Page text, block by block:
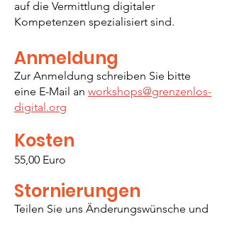
auf die Vermittlung digitaler
Kompetenzen spezialisiert sind.
Anmeldung
Zur Anmeldung schreiben Sie bitte
eine E-Mail an workshops@grenzenlos-
digital.org
Kosten
55,00 Euro
Stornierungen
Teilen Sie uns Änderungswünsche und